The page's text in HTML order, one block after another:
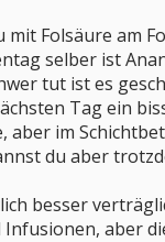
Folsäure am
selber ist
tut ist es
Tag ein
aber im
du aber
besser
aber